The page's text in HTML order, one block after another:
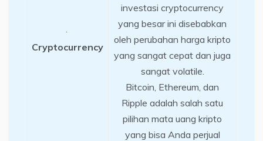
·
Cryptocurrency
investasi cryptocurrency
yang besar ini disebabkan
oleh perubahan harga kripto
yang sangat cepat dan juga
sangat volatile.
Bitcoin, Ethereum, dan
Ripple adalah salah satu
pilihan mata uang kripto
yang bisa Anda perjual